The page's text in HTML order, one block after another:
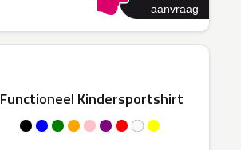
aanvraag
Functioneel Kindersportshirt